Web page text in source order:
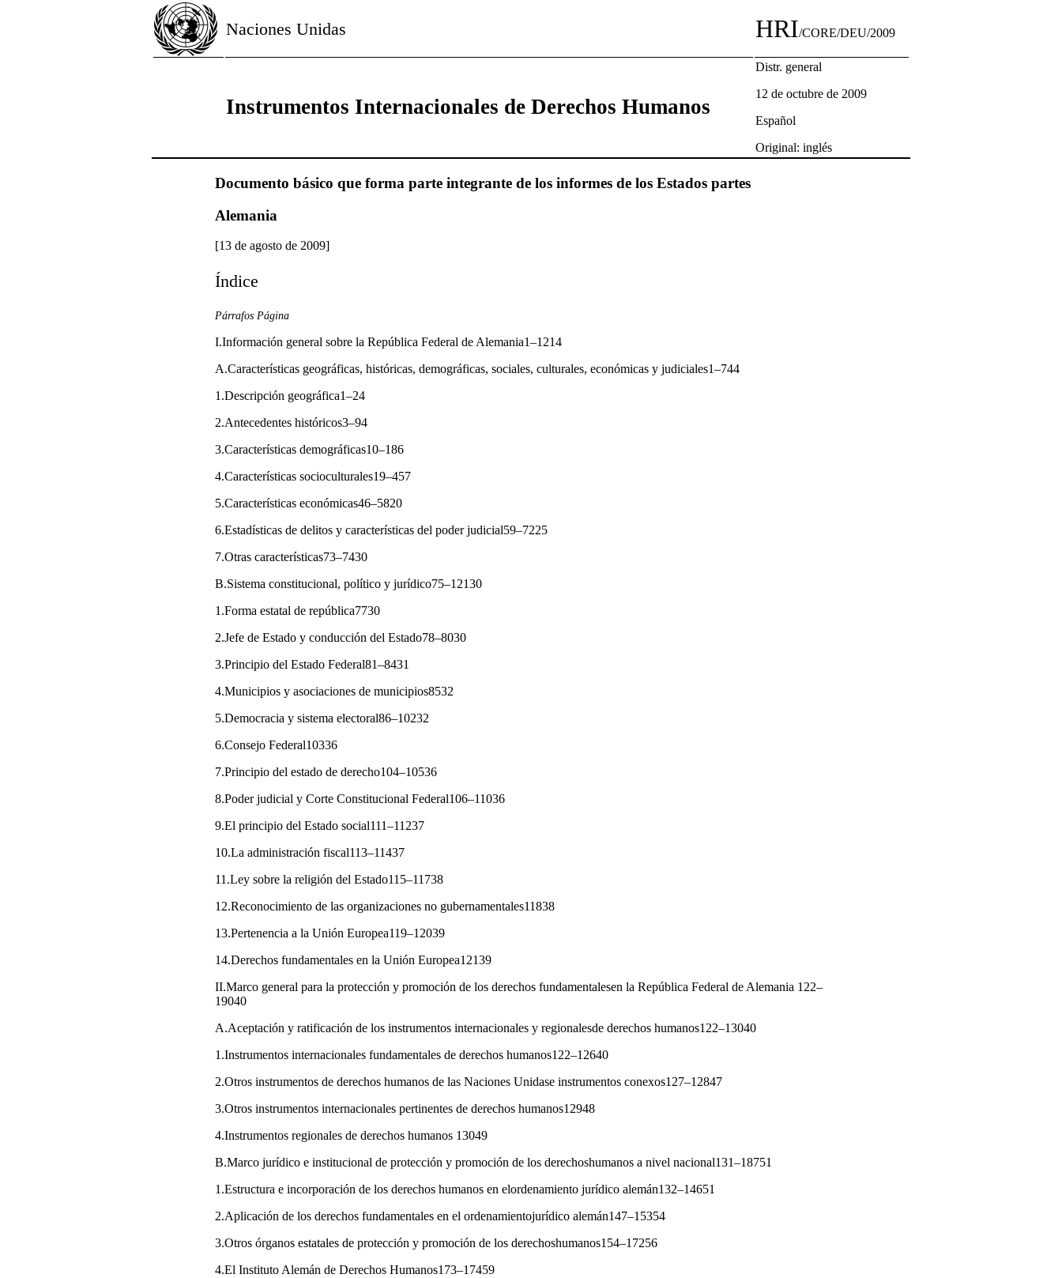
Naciones Unidas HRI/CORE/DEU/2009
Instrumentos Internacionales de Derechos Humanos
Distr. general
12 de octubre de 2009
Español
Original: inglés
Documento básico que forma parte integrante de los informes de los Estados partes
Alemania
[13 de agosto de 2009]
Índice
Párrafos Página
I.Información general sobre la República Federal de Alemania1–1214
A.Características geográficas, históricas, demográficas, sociales, culturales, económicas y judiciales1–744
1.Descripción geográfica1–24
2.Antecedentes históricos3–94
3.Características demográficas10–186
4.Características socioculturales19–457
5.Características económicas46–5820
6.Estadísticas de delitos y características del poder judicial59–7225
7.Otras características73–7430
B.Sistema constitucional, político y jurídico75–12130
1.Forma estatal de república7730
2.Jefe de Estado y conducción del Estado78–8030
3.Principio del Estado Federal81–8431
4.Municipios y asociaciones de municipios8532
5.Democracia y sistema electoral86–10232
6.Consejo Federal10336
7.Principio del estado de derecho104–10536
8.Poder judicial y Corte Constitucional Federal106–11036
9.El principio del Estado social111–11237
10.La administración fiscal113–11437
11.Ley sobre la religión del Estado115–11738
12.Reconocimiento de las organizaciones no gubernamentales11838
13.Pertenencia a la Unión Europea119–12039
14.Derechos fundamentales en la Unión Europea12139
II.Marco general para la protección y promoción de los derechos fundamentalesen la República Federal de Alemania 122–
19040
A.Aceptación y ratificación de los instrumentos internacionales y regionalesde derechos humanos122–13040
1.Instrumentos internacionales fundamentales de derechos humanos122–12640
2.Otros instrumentos de derechos humanos de las Naciones Unidase instrumentos conexos127–12847
3.Otros instrumentos internacionales pertinentes de derechos humanos12948
4.Instrumentos regionales de derechos humanos 13049
B.Marco jurídico e institucional de protección y promoción de los derechoshumanos a nivel nacional131–18751
1.Estructura e incorporación de los derechos humanos en elordenamiento jurídico alemán132–14651
2.Aplicación de los derechos fundamentales en el ordenamientojurídico alemán147–15354
3.Otros órganos estatales de protección y promoción de los derechoshumanos154–17256
4.El Instituto Alemán de Derechos Humanos173–17459